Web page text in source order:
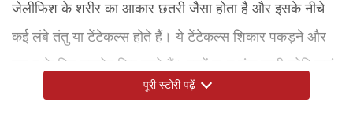
जेलीफिश के शरीर का आकार छतरी जैसा होता है और इसके नीचे
कई लंबे तंतु या टेंटेकल्स होते हैं। ये टेंटेकल्स शिकार पकड़ने और
सुरक्षा के लिए उपयोग किए जाते हैं। इनमें सूक्ष्म डंक वाली कोशिकाएं
होती हैं जो छोटे समुद्री जीवों को पकड़ने में मदद करती हैं। कहा
पूरी स्टोरी पढ़ें